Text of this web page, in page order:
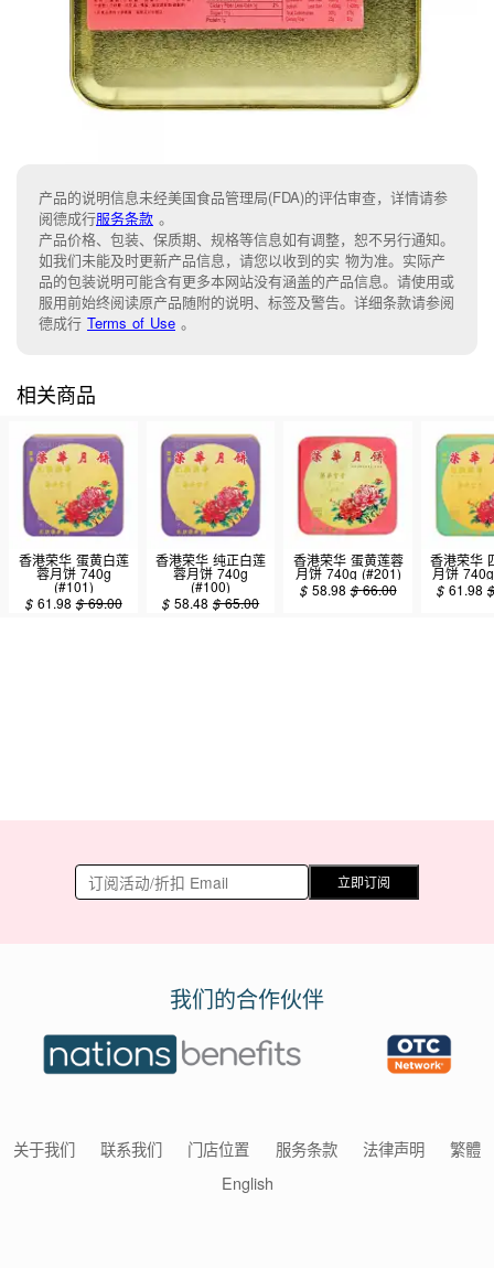
产品的说明信息未经美国食品管理局(FDA)的评估审查，详情请参
阅德成行服务条款 。
产品价格、包装、保质期、规格等信息如有调整，恕不另行通知。
如我们未能及时更新产品信息，请您以收到的实 物为准。实际产
品的包装说明可能含有更多本网站没有涵盖的产品信息。请使用或
服用前始终阅读原产品随附的说明、标签及警告。详细条款请参阅
德成行 Terms of Use 。
相关商品
香港荣华 蛋黄白莲
蓉月饼 740g
(#101)
$ 61.98 $69.00
香港荣华 纯正白莲
蓉月饼 740g
(#100)
$58.48 $65.00
香港荣华 蛋黄莲蓉
月饼 740g (#201)
$ 58.98 $66.00
香港荣华
月饼
$61.98
立即订阅
我们的合作伙伴
关于我们 联系我们 门店位置 服务条款 法律声明
繁體
English